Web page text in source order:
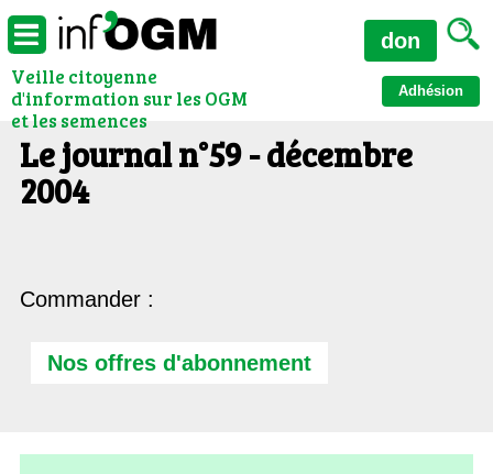
Veille citoyenne
d'information sur les OGM
et les semences
Adhésion
don
Le journal n°59 - décembre
2004
Commander :
Nos offres d'abonnement